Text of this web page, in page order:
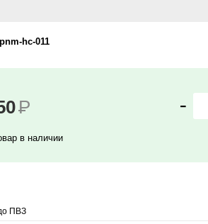
pnm-hc-011
-
Р
в наличии
ПВЗ